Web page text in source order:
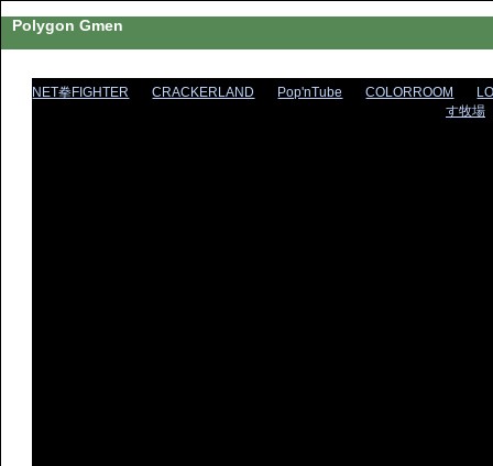
Polygon Gmen
NET拳FIGHTER CRACKERLAND Pop'nTube COLORROOM
す牧場